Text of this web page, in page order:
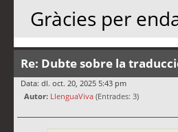
Gràcies per
Re: Dubte sobre la
Data: dl. oct. 20, 2025 5:43 pm
Autor: LlenguaViva (Entrades: 3)